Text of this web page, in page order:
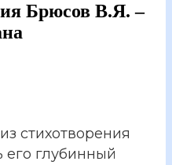
Брюсов В.Я. –
стихотворения
его глубинный